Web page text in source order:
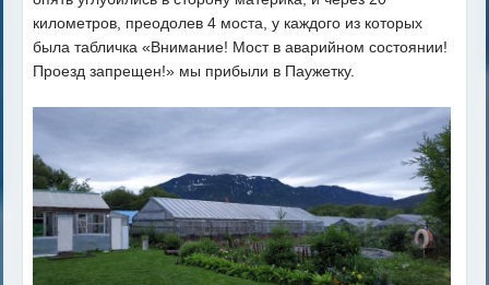
километров, преодолев 4 моста, у каждого из которых
была табличка «Внимание! Мост в аварийном состоянии!
Проезд запрещен!» мы прибыли в Паужетку.